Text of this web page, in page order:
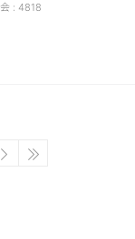
4818